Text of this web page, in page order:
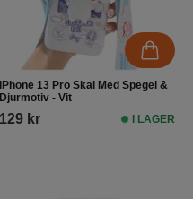
iPhone 13 Pro Skal Med Spegel &
Djurmotiv - Vit
129 kr I LAGER